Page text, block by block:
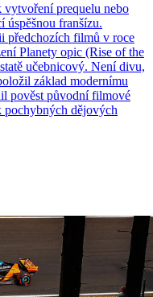
prequelu nebo
úspěšnou franšízu.
předchozích filmů v roce
Planety opic (Rise of the
učebnicový. Není divu,
základ modernímu
pověst původní filmové
dějových